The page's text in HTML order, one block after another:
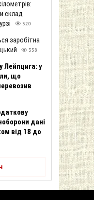
склад
320
заробітна
338
Лейпцига: у
що
дані
від 18 до